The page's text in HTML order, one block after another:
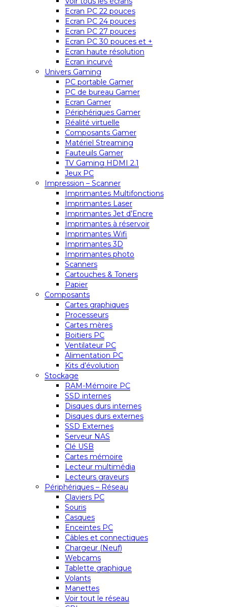
Ecran PC 22 pouces
Ecran PC 24 pouces
Ecran PC 27 pouces
Ecran PC 30 pouces et +
Ecran haute résolution
Ecran incurvé
Univers Gaming
PC portable Gamer
PC de bureau Gamer
Ecran Gamer
Périphériques Gamer
Réalité virtuelle
Composants Gamer
Matériel Streaming
Fauteuils Gamer
TV Gaming HDMI 2.1
Jeux PC
Impression – Scanner
Imprimantes Multifonctions
Imprimantes Laser
Imprimantes Jet d’Encre
Imprimantes à réservoir
Imprimantes Wifi
Imprimantes 3D
Imprimantes photo
Scanners
Cartouches & Toners
Papier
Composants
Cartes graphiques
Processeurs
Cartes mères
Boitiers PC
Ventilateur PC
Alimentation PC
Kits d’évolution
Stockage
RAM-Mémoire PC
SSD internes
Disques durs internes
Disques durs externes
SSD Externes
Serveur NAS
Clé USB
Cartes mémoire
Lecteur multimédia
Lecteurs graveurs
Périphériques – Réseau
Claviers PC
Souris
Casques
Enceintes PC
Câbles et connectiques
Chargeur (Neuf)
Webcams
Tablette graphique
Volants
Manettes
Voir tout le réseau